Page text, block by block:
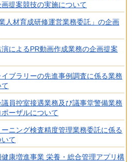
提案競技の実施について
人材育成研修運営業務委託」の企画
演によるPR動画作成業務の企画提案
イブラリーの先進事例調査に係る業務
議員控室接遇業務及び議事堂警備業務
ーザルについて
ニング検査精度管理業務委託に係る
て
健康増進事業 栄養・総合管理アプリ構